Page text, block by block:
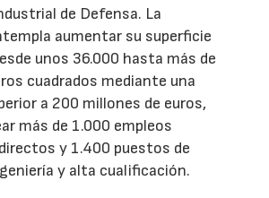
de Defensa. La
aumentar su superficie
unos 36.000 hasta más de
cuadrados mediante una
a 200 millones de euros,
más de 1.000 empleos
y 1.400 puestos de
y alta cualificación.